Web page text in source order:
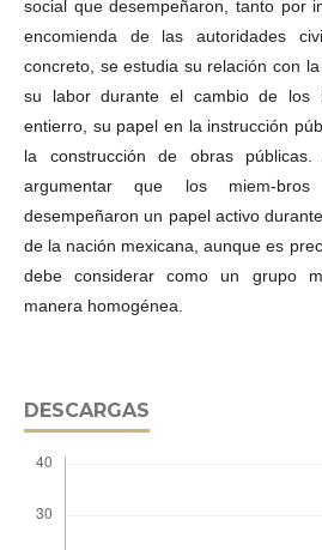
social que desempeñaron, tanto por
encomienda de las autoridades
concreto, se estudia su relación con
su labor durante el cambio de los
entierro, su papel en la instrucción
la construcción de obras
argumentar que los miem-
desempeñaron un papel activo
de la nación mexicana, aunque es
debe considerar como un grupo
manera homogénea.
DESCARGAS